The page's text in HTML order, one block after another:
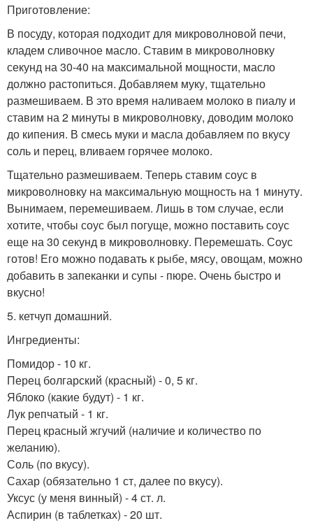
Приготовление:
В посуду, которая подходит для микроволновой печи,
кладем сливочное масло. Ставим в микроволновку
секунд на 30-40 на максимальной мощности, масло
должно растопиться. Добавляем муку, тщательно
размешиваем. В это время наливаем молоко в пиалу и
ставим на 2 минуты в микроволновку, доводим молоко
до кипения. В смесь муки и масла добавляем по вкусу
соль и перец, вливаем горячее молоко.
Тщательно размешиваем. Теперь ставим соус в
микроволновку на максимальную мощность на 1 минуту.
Вынимаем, перемешиваем. Лишь в том случае, если
хотите, чтобы соус был погуще, можно поставить соус
еще на 30 секунд в микроволновку. Перемешать. Соус
готов! Его можно подавать к рыбе, мясу, овощам, можно
добавить в запеканки и супы - пюре. Очень быстро и
вкусно!
5. кетчуп домашний.
Ингредиенты:
Помидор - 10 кг.
Перец болгарский (красный) - 0, 5 кг.
Яблоко (какие будут) - 1 кг.
Лук репчатый - 1 кг.
Перец красный жгучий (наличие и количество по
желанию).
Соль (по вкусу).
Сахар (обязательно 1 ст, далее по вкусу).
Уксус (у меня винный) - 4 ст. л.
Аспирин (в таблетках) - 20 шт.